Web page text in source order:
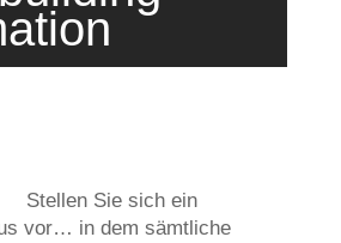
Stellen Sie sich ein
vor… in dem sämtliche